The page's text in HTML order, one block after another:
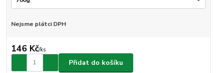
Nejsme plátci DPH
146 Kč/ks
Přidat do košíku